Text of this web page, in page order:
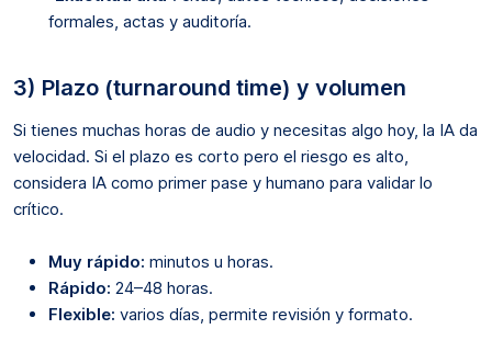
formales, actas y auditoría.
3) Plazo (turnaround time) y volumen
Si tienes muchas horas de audio y necesitas algo hoy, la IA da
velocidad. Si el plazo es corto pero el riesgo es alto,
considera IA como primer pase y humano para validar lo
crítico.
Muy rápido: minutos u horas.
Rápido: 24–48 horas.
Flexible: varios días, permite revisión y formato.